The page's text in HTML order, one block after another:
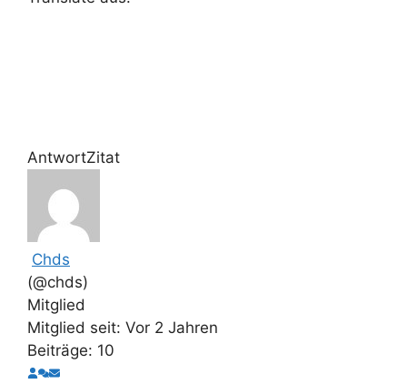
AntwortZitat
Chds
(@chds)
Mitglied
Mitglied seit: Vor 2 Jahren
Beiträge: 10